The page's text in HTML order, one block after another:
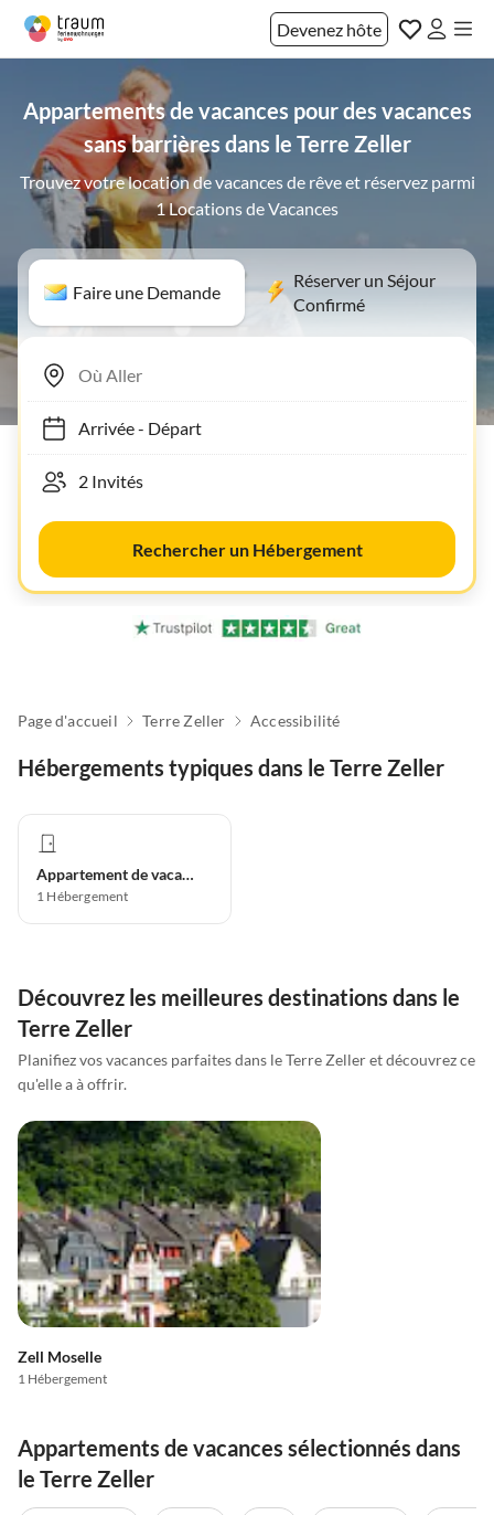
Devenez hôte
Appartements de vacances pour des vacances
sans barrières dans le Terre Zeller
Trouvez votre location de vacances de rêve et réservez parmi
1 Locations de Vacances
Faire une Demande
Réserver un Séjour
Confirmé
Arrivée- Départ
Rechercher un Hébergement
Page d'accueil Terre Zeller Accessibilité
Hébergements typiques dans le Terre Zeller
Appartement de vacances
1 Hébergement
Découvrez les meilleures destinations dans le
Terre Zeller
Planifiez vos vacances parfaites dans le Terre Zeller et découvrez ce
qu'elle a à offrir.
Zell Moselle
1 Hébergement
Appartements de vacances sélectionnés dans
le Terre Zeller